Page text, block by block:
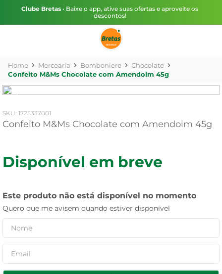
Clube Bretas • Baixe o app, ative suas ofertas e aproveite os
descontos!
Mercearia Bomboniere
Chocolate
Confeito M&Ms Chocolate com Amendoim 45g
: 1725337001
Confeito M&Ms Chocolate com Amendoim 45g
Disponível em breve
Este produto não está disponível no momento
Quero que me avisem quando estiver disponível